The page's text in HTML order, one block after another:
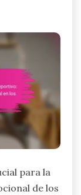
para la
de los